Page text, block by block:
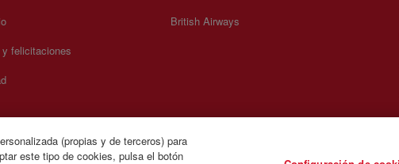
felicitaciones
British Airways
(propias y de terceros) para
este tipo de cookies, pulsa el botón